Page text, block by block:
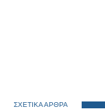
ΣΧΕΤΙΚΑ ΑΡΘΡΑ